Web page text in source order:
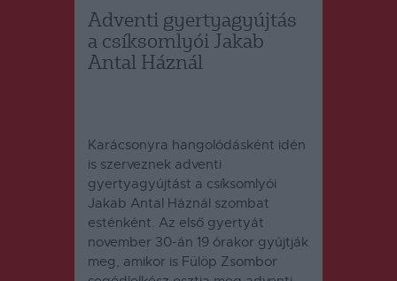
Adventi gyertyagyújtás
a csíksomlyói Jakab
Antal Háznál
Karácsonyra hangolódásként idén
is szerveznek adventi
gyertyagyújtást a csíksomlyói
Jakab Antal Háznál szombat
esténként. Az első gyertyát
november 30-án 19 órakor gyújtják
meg, amikor is Fülöp Zsombor